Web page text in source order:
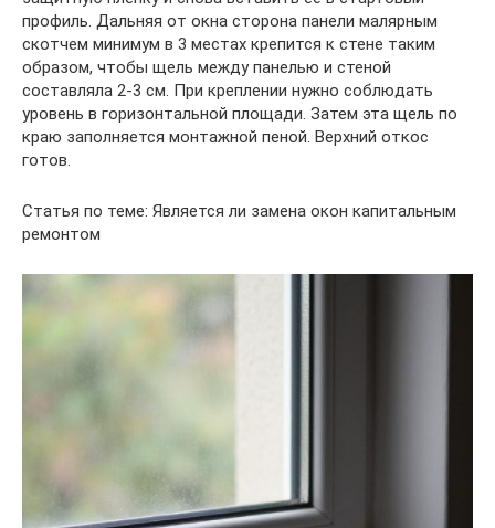
профиль. Дальняя от окна сторона панели малярным
скотчем минимум в 3 местах крепится к стене таким
образом, чтобы щель между панелью и стеной
составляла 2-3 см. При креплении нужно соблюдать
уровень в горизонтальной площади. Затем эта щель по
краю заполняется монтажной пеной. Верхний откос
готов.
Статья по теме: Является ли замена окон капитальным
ремонтом